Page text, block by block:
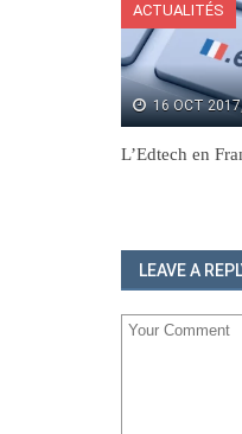
ACTUALITÉS
16 OCT
L’Edtech en
LEAVE A